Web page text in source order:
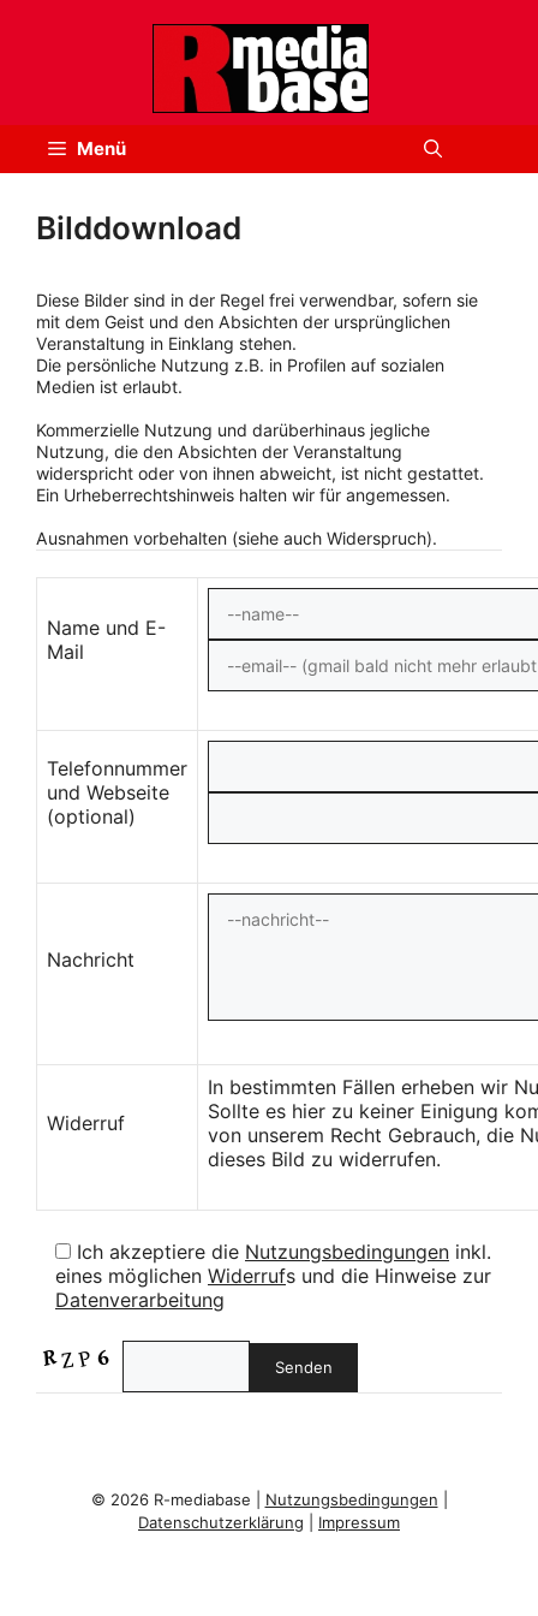
Menü
Bilddownload
Diese Bilder sind in der Regel frei verwendbar, sofern sie
mit dem Geist und den Absichten der ursprünglichen
Veranstaltung in Einklang stehen.
Die persönliche Nutzung z.B. in Profilen auf sozialen
Medien ist erlaubt.
Kommerzielle Nutzung und darüberhinaus jegliche
Nutzung, die den Absichten der Veranstaltung
widerspricht oder von ihnen abweicht, ist nicht gestattet.
Ein Urheberrechtshinweis halten wir für angemessen.
Ausnahmen vorbehalten (siehe auch Widerspruch).
Name und E-
Mail
Telefonnummer
und Webseite
(optional)
Nachricht
Widerruf
In bestimmten Fällen erheben wir
Sollte es hier zu keiner Einigung
von unserem Recht Gebrauch, die
dieses Bild zu widerrufen.
Ich akzeptiere die Nutzungsbedingungen inkl.
eines möglichen Widerrufs und die Hinweise zur
Datenverarbeitung
© 2026 R-mediabase | Nutzungsbedingungen
Datenschutzerklärung
Impressum